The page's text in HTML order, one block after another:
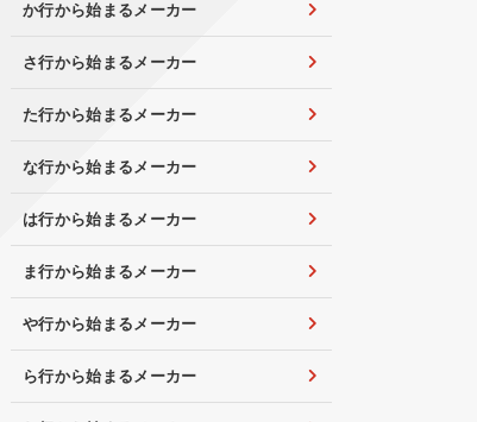
か行から始まるメーカー
さ行から始まるメーカー
た行から始まるメーカー
な行から始まるメーカー
は行から始まるメーカー
ま行から始まるメーカー
や行から始まるメーカー
ら行から始まるメーカー